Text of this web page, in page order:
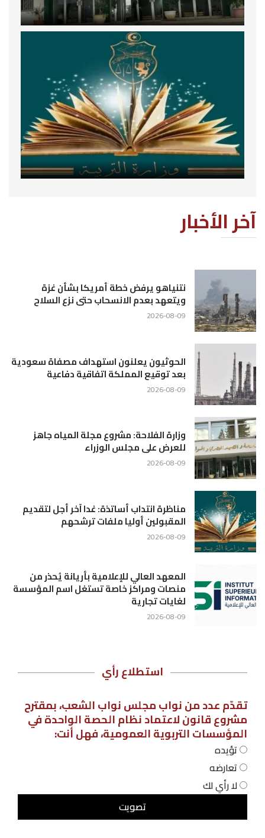
آخر الأخبار
نتنياهو يرفض خطة أمريكا بشأن غزة
ويتعهد بعدم الانسحاب حتى نزع السلاح
2026-08-09
الحوثيون يعلنون استهداف مصفاة سعودية
بعد توقيع المملكة اتفاقية دفاعية
2026-08-09
وزارة الفلاحة: مشروع مجلة المياه جاهز
للعرض على مجلس الوزراء
2026-08-09
مناظرة انتداب أساتذة: غدا آخر أجل لتقديم
المقبولين أوليا ملفات ترشحهم
2026-08-09
المعهد العالي للإعلامية بأريانة يُحذر من
منصات ومراكز خاصة تستغل اسم المؤسسة
لغايات تجارية
2026-08-09
استطلاع رأي
تقدّم عدد من نواب مجلس نواب الشعب، بمقترح
مشروع قانون لاعتماد نظام الحصة الواحدة في
المؤسسات التربوية العمومية، فهل أنت:
تؤيده
تعارضه
لا رأي لك